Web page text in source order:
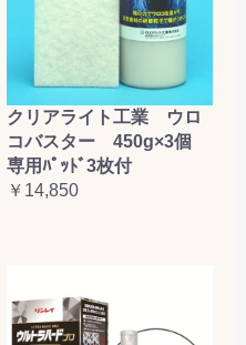
クリアライト工業 ウロ
コバスター 450g×3個
専用ﾊﾟｯﾄﾞ3枚付
￥14,850